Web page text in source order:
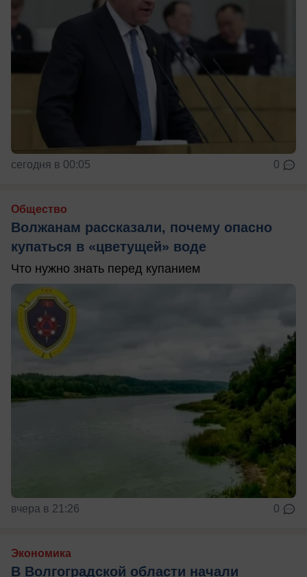
сегодня в 00:05 0
Общество
Волжанам рассказали, почему опасно
купаться в «цветущей» воде
Что нужно знать перед купанием
вчера в 21:26 0
Экономика
В Волгоградской области начали